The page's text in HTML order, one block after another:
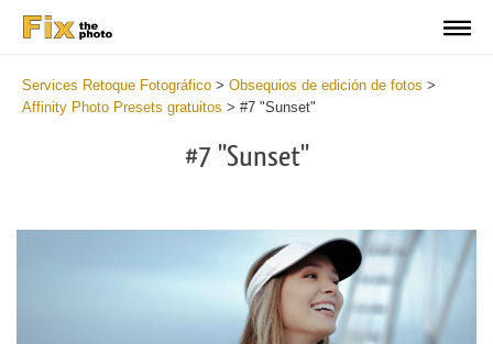
Services Retoque Fotográfico > Obsequios de edición de fotos >
Affinity Photo Presets gratuitos > #7 "Sunset"
#7 "Sunset"